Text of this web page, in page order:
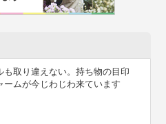
も取り違えない。持ち物の目印
ームが今じわじわ来ています